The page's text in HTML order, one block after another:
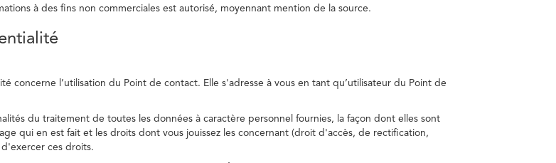
à des fins non commerciales est autorisé, moyennant mention de la source.
concerne l’utilisation du Point de contact. Elle s'adresse à vous en tant qu’utilisateur du Point de
du traitement de toutes les données à caractère personnel fournies, la façon dont elles sont
qui en est fait et les droits dont vous jouissez les concernant (droit d'accès, de rectification,
ces droits.